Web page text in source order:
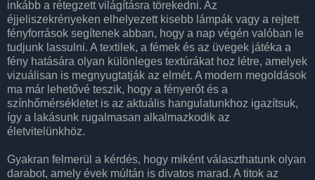
inkább a rétegzett világításra törekedni. Az
éjjeliszekrényeken elhelyezett kisebb lámpák vagy a rejtett
fényforrások segítenek abban, hogy a nap végén valóban le
tudjunk lassulni. A textilek, a fémek és az üvegek játéka a
fény hatására olyan különleges textúrákat hoz létre, amelyek
vizuálisan is megnyugtatják az elmét. A modern megoldások
ma már lehetővé teszik, hogy a fényerőt és a
színhőmérsékletet is az aktuális hangulatunkhoz igazítsuk,
így a lakásunk rugalmasan alkalmazkodik az
életvitelünkhöz.
Gyakran felmerül a kérdés, hogy miként választhatunk olyan
darabot, amely évek múltán is divatos marad. A titok az